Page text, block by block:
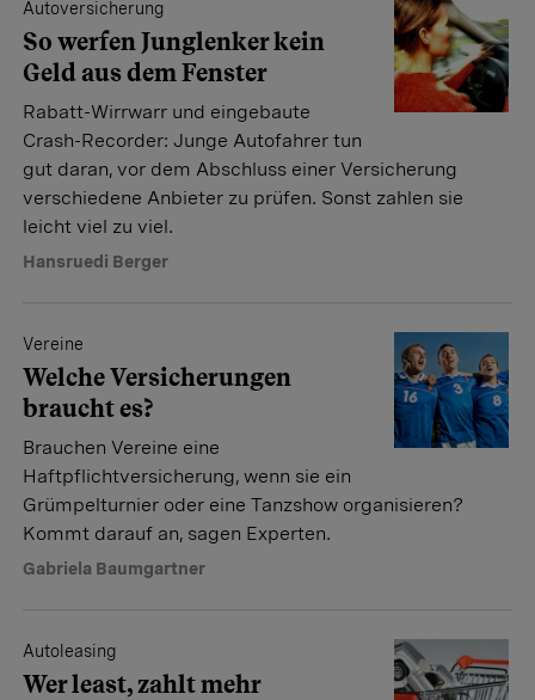
Autoversicherung
So werfen Junglenker kein
Geld aus dem Fenster
Rabatt-Wirrwarr und eingebaute
Crash-Recorder: Junge Autofahrer tun
gut daran, vor dem Abschluss einer Versicherung
verschiedene Anbieter zu prüfen. Sonst zahlen sie
leicht viel zu viel.
Hansruedi Berger
Vereine
Welche Versicherungen
braucht es?
Brauchen Vereine eine
Haftpflichtversicherung, wenn sie ein
Grümpelturnier oder eine Tanzshow organisieren?
Kommt darauf an, sagen Experten.
Gabriela Baumgartner
Autoleasing
Wer least, zahlt mehr